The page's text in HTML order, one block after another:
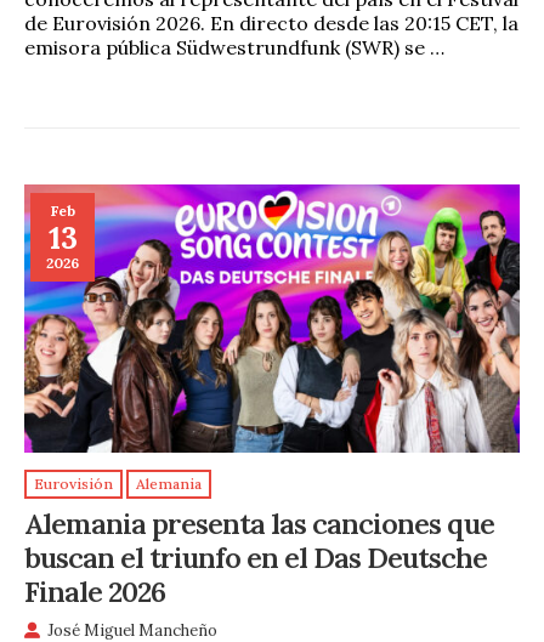
de Eurovisión 2026. En directo desde las 20:15 CET, la
emisora pública Südwestrundfunk (SWR) se …
Feb
13
2026
Eurovisión Alemania
Alemania presenta las canciones que
buscan el triunfo en el Das Deutsche
Finale 2026
José Miguel Mancheño